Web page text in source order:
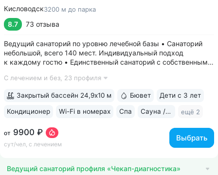
Кисловодск3200 м до парка
8.7 73 отзыва
Ведущий санаторий по уровню лечебной базы • Санаторий
небольшой, всего 140 мест. Индивидуальный подход
к каждому гостю • Единственный санаторий c собственными
комплекс CON-TREX (Германия) для диагностики
С лечением и без, 23 профиля
от 9900 ₽
сут/чел, с лечением
Выбрать
Закрытый бассейн 24,9х10 м Бювет Дети с 3 лет
Кондиционер Wi-Fi в номерах Спа Сауна / хаммам ещё 2
Ведущий санаторий профиля «Чекап-диагностика»